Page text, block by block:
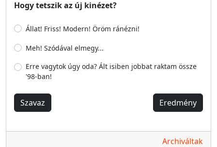
Hogy tetszik az új kinézet?
Állat! Friss! Modern! Öröm ránézni!
Meh! Szódával elmegy...
Erre vagytok úgy oda? Ált isiben jobbat raktam össze
'98-ban!
Szavaz Eredmény
Archiváltak